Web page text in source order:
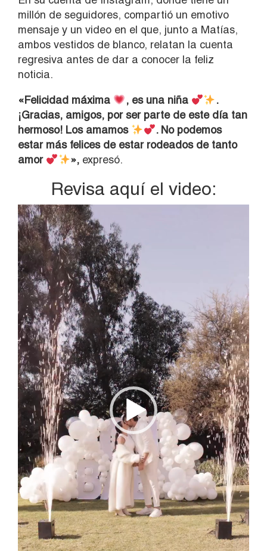
millón de seguidores, compartió un emotivo
mensaje y un video en el que, junto a Matías,
ambos vestidos de blanco, relatan la cuenta
regresiva antes de dar a conocer la feliz
noticia.
«Felicidad máxima , es una niña
.
¡Gracias, amigos, por ser parte de este día tan
hermoso! Los amamos
. No podemos
estar más felices de estar rodeados de tanto
amor
», expresó.
Revisa aquí el video:
Reproductor
de
vídeo